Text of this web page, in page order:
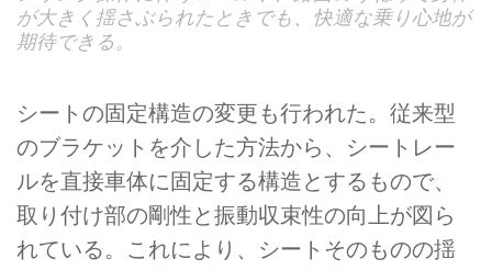
が大きく揺さぶられたときでも、快適な乗り心地が
期待できる。
シートの固定構造の変更も行われた。従来型
のブラケットを介した方法から、シートレー
ルを直接車体に固定する構造とするもので、
取り付け部の剛性と振動収束性の向上が図ら
れている。これにより、シートそのものの揺